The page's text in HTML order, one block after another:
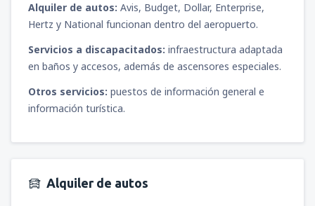
Alquiler de autos: Avis, Budget, Dollar, Enterprise,
Hertz y National funcionan dentro del aeropuerto.
Servicios a discapacitados: infraestructura adaptada
en baños y accesos, además de ascensores especiales.
Otros servicios: puestos de información general e
información turística.
Alquiler de autos